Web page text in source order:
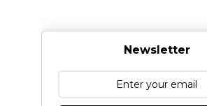
Newsletter